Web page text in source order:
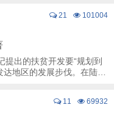
21 101004
地区的发展步伐。在陆丰
11 69932